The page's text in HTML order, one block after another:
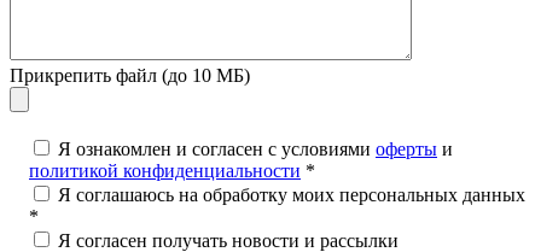
Прикрепить файл (до 10 МБ)
Я ознакомлен и согласен с условиями оферты и
политикой конфиденциальности *
Я соглашаюсь на обработку моих персональных данных
*
Я согласен получать новости и рассылки